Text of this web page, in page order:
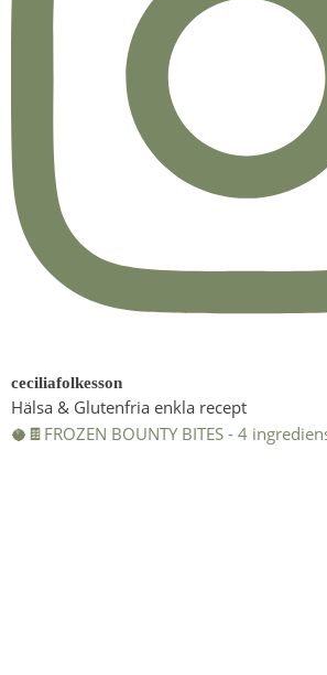
ceciliafolkesson
Hälsa & Glutenfria enkla recept
🥥🍫FROZEN BOUNTY BITES - 4